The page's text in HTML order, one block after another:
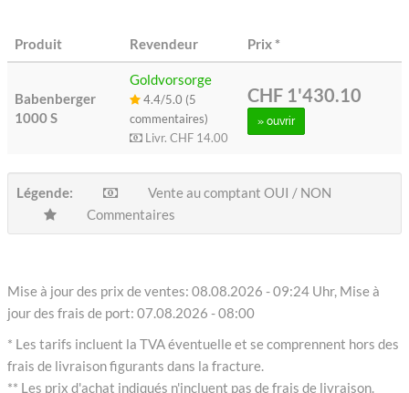
Produit Revendeur Prix*
Babenberger
1000 S
Goldvorsorge
4.4/5.0 (5
commentaires)
Livr. CHF 14.00
CHF 1'430.10
» ouvrir
Légende:
Vente au comptant OUI / NON
Commentaires
Mise à jour des prix de ventes: 08.08.2026 - 09:24 Uhr, Mise à
jour des frais de port: 07.08.2026 - 08:00
* Les tarifs incluent la TVA éventuelle et se comprennent hors des
frais de livraison figurants dans la fracture.
** Les prix d'achat indiqués n'incluent pas de frais de livraison.